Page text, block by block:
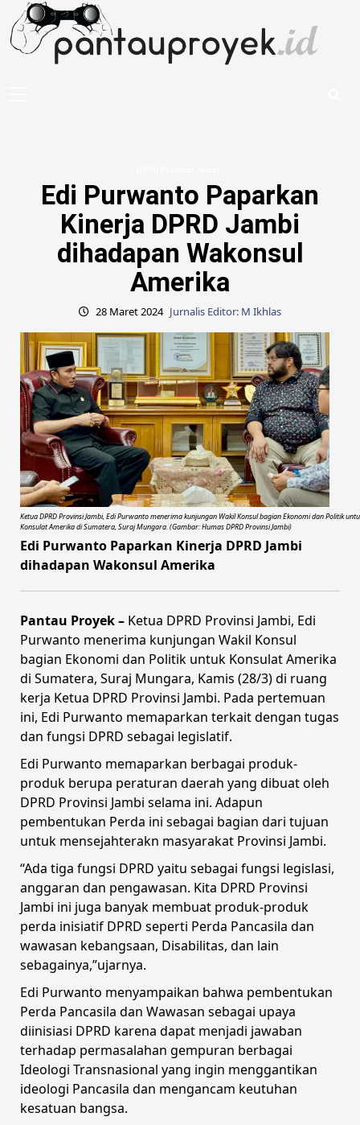
content
Edi Purwanto Paparkan
Kinerja DPRD Jambi
dihadapan Wakonsul
Amerika
28 Maret 2024 Jurnalis Editor: M Ikhlas
Ketua DPRD Provinsi Jambi, Edi Purwanto menerima kunjungan Wakil Konsul bagian Ekonomi dan Politik
Konsulat Amerika di Sumatera, Suraj Mungara. (Gambar: Humas DPRD Provinsi Jambi)
Edi Purwanto Paparkan Kinerja DPRD Jambi
dihadapan Wakonsul Amerika
Pantau Proyek – Ketua DPRD Provinsi Jambi, Edi
Purwanto menerima kunjungan Wakil Konsul
bagian Ekonomi dan Politik untuk Konsulat Amerika
di Sumatera, Suraj Mungara, Kamis (28/3) di ruang
kerja Ketua DPRD Provinsi Jambi. Pada pertemuan
ini, Edi Purwanto memaparkan terkait dengan tugas
dan fungsi DPRD sebagai legislatif.
Edi Purwanto memaparkan berbagai produk-
produk berupa peraturan daerah yang dibuat oleh
DPRD Provinsi Jambi selama ini. Adapun
pembentukan Perda ini sebagai bagian dari tujuan
untuk mensejahterakn masyarakat Provinsi Jambi.
“Ada tiga fungsi DPRD yaitu sebagai fungsi legislasi,
anggaran dan pengawasan. Kita DPRD Provinsi
Jambi ini juga banyak membuat produk-produk
perda inisiatif DPRD seperti Perda Pancasila dan
wawasan kebangsaan, Disabilitas, dan lain
sebagainya,”ujarnya.
Edi Purwanto menyampaikan bahwa pembentukan
Perda Pancasila dan Wawasan sebagai upaya
diinisiasi DPRD karena dapat menjadi jawaban
terhadap permasalahan gempuran berbagai
Ideologi Transnasional yang ingin menggantikan
ideologi Pancasila dan mengancam keutuhan
kesatuan bangsa.